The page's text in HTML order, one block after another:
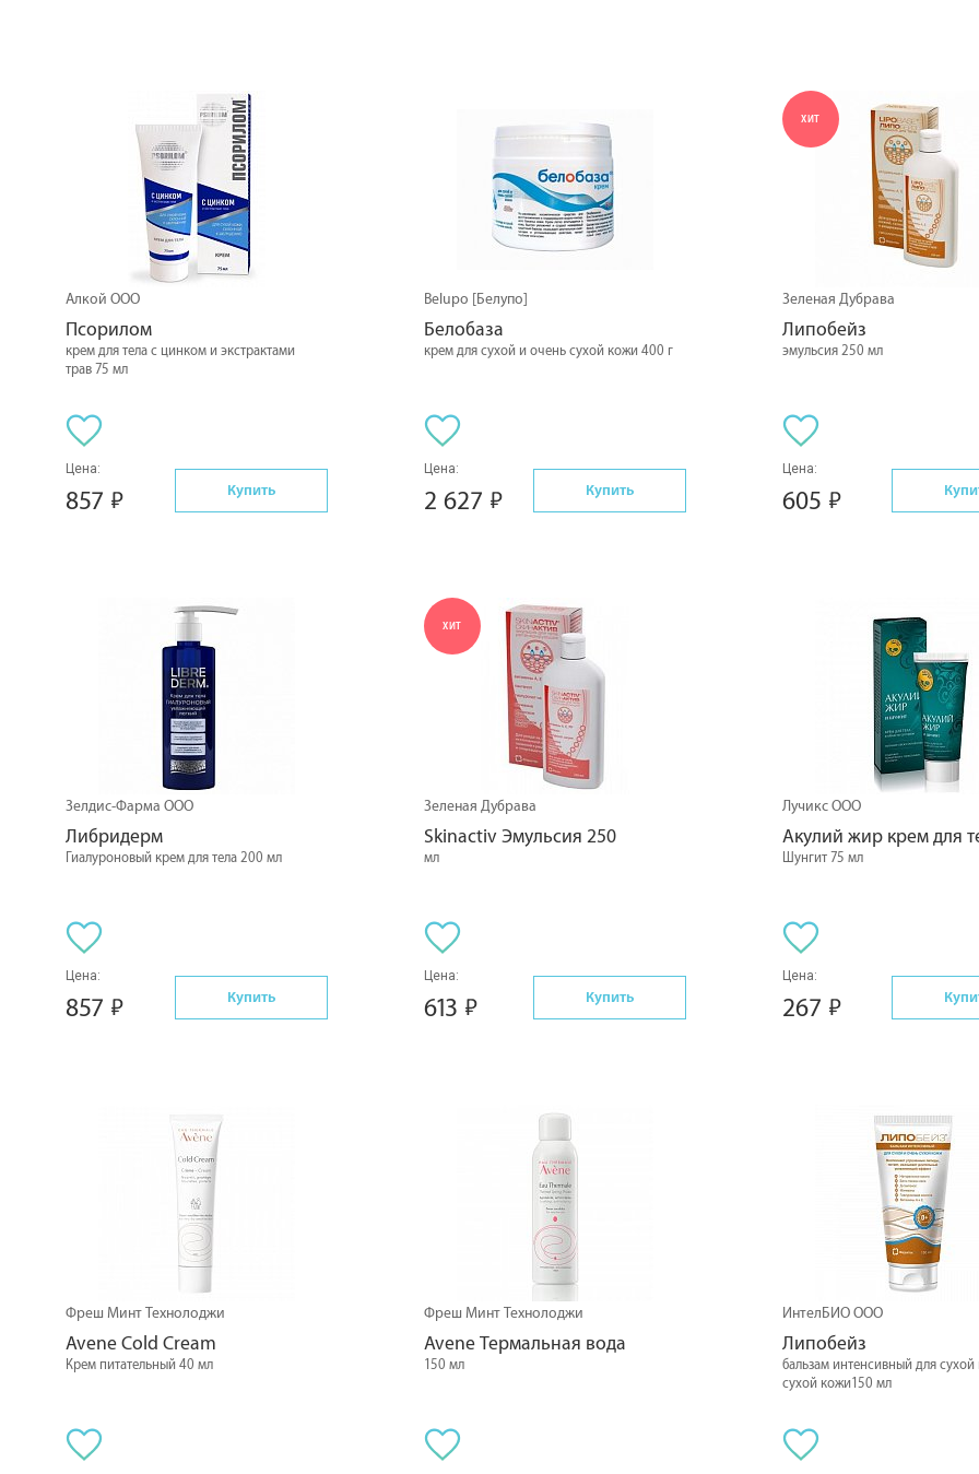
Алкой ООО
Псорилом
крем для тела с цинком и экстрактами
трав 75 мл
Цена:
857 Купить
Belupo [Белупо]
Белобаза
крем для сухой и очень сухой кожи 400 г
Цена:
2 627 Купить
ХИТ
Зеленая Дубрава
Липобейз
эмульсия 250 мл
Цена:
605
Зелдис-Фарма OOO
Либридерм
Гиалуроновый крем для тела 200 мл
Цена:
857 Купить
ХИТ
Зеленая Дубрава
Skinactiv Эмульсия 250
мл
Цена:
613 Купить
Лучикс ООО
Акулий жир крем для
Шунгит 75 мл
Цена:
267
Фреш Минт Технолоджи
Avene Cold Cream
Крем питательный 40 мл
Фреш Минт Технолоджи
Avene Термальная вода
150 мл
ИнтелБИО ООО
Липобейз
бальзам интенсивный для сухой
сухой кожи150 мл